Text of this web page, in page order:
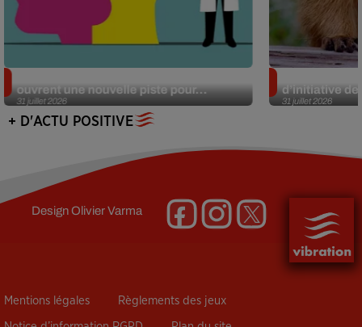
31 juillet 2026
ouvrent une nouvelle piste pour...
31 juillet 2026
d’initiative
+ D'ACTU POSITIVE
DesignOlivier Varma
Mentions légales Règlements des jeux